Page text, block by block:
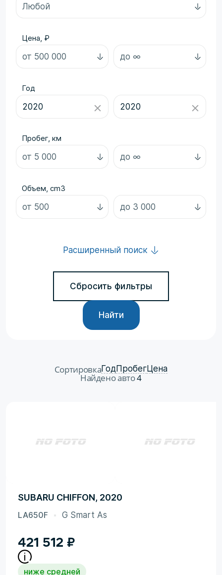
Цена, ₽
Год
Пробег, км
Объем, cm3
Расширенный поиск
Сбросить фильтры
Найти
СортировкаГодПробегЦена
Найдено авто4
SUBARU CHIFFON, 2020
LA650F G Smart As
421 512 ₽
ниже средней